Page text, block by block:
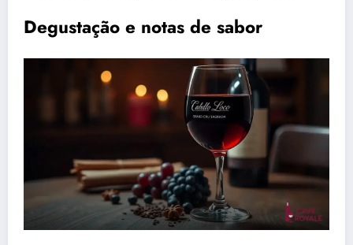
Degustação e notas de sabor